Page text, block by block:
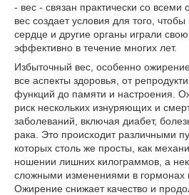
- вес - связан практически со
вес создает условия для того,
сердце и другие органы играли
эффективно в течение многих лет.
Избыточный вес, особенно
все аспекты здоровья, от
функций до памяти и настроения.
риск нескольких изнуряющих и
заболеваний, включая диабет,
рака. Это происходит различными
которых столь же просты, как
ношении лишних килограммов, а
сложными изменениями в гормонах
Ожирение снижает качество и